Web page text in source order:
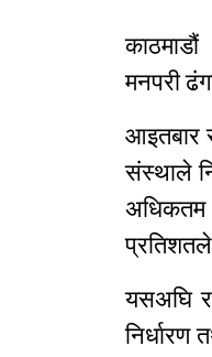
मनपरी
आइतबार
संस्थाले
अधिकतम
प्रतिशतले
यसअघि
निर्धारण